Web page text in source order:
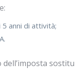
anni di attività;
dell’imposta